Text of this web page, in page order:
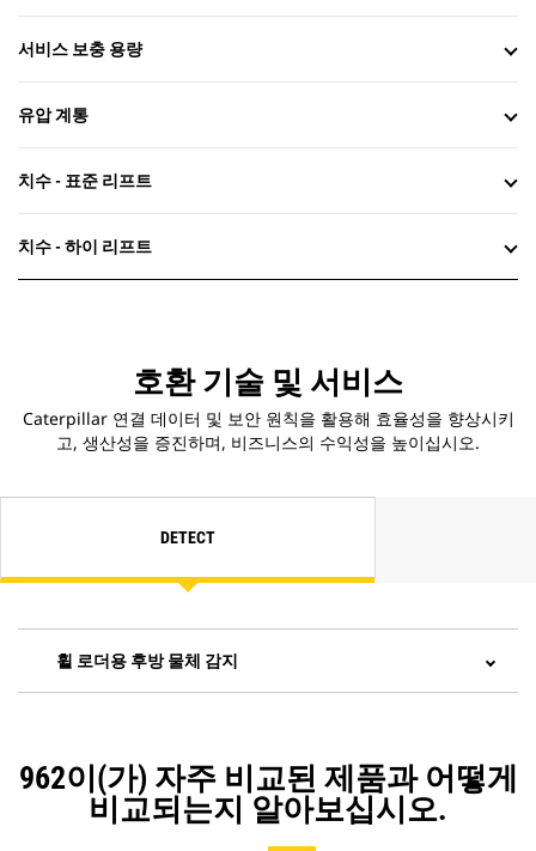
서비스 보충 용량
유압 계통
치수 - 표준 리프트
치수 - 하이 리프트
호환 기술 및 서비스
Caterpillar 연결 데이터 및 보안 원칙을 활용해 효율성을 향상시키
고, 생산성을 증진하며, 비즈니스의 수익성을 높이십시오.
DETECT
휠 로더용 후방 물체 감지
962이(가) 자주 비교된 제품과 어떻게
비교되는지 알아보십시오.